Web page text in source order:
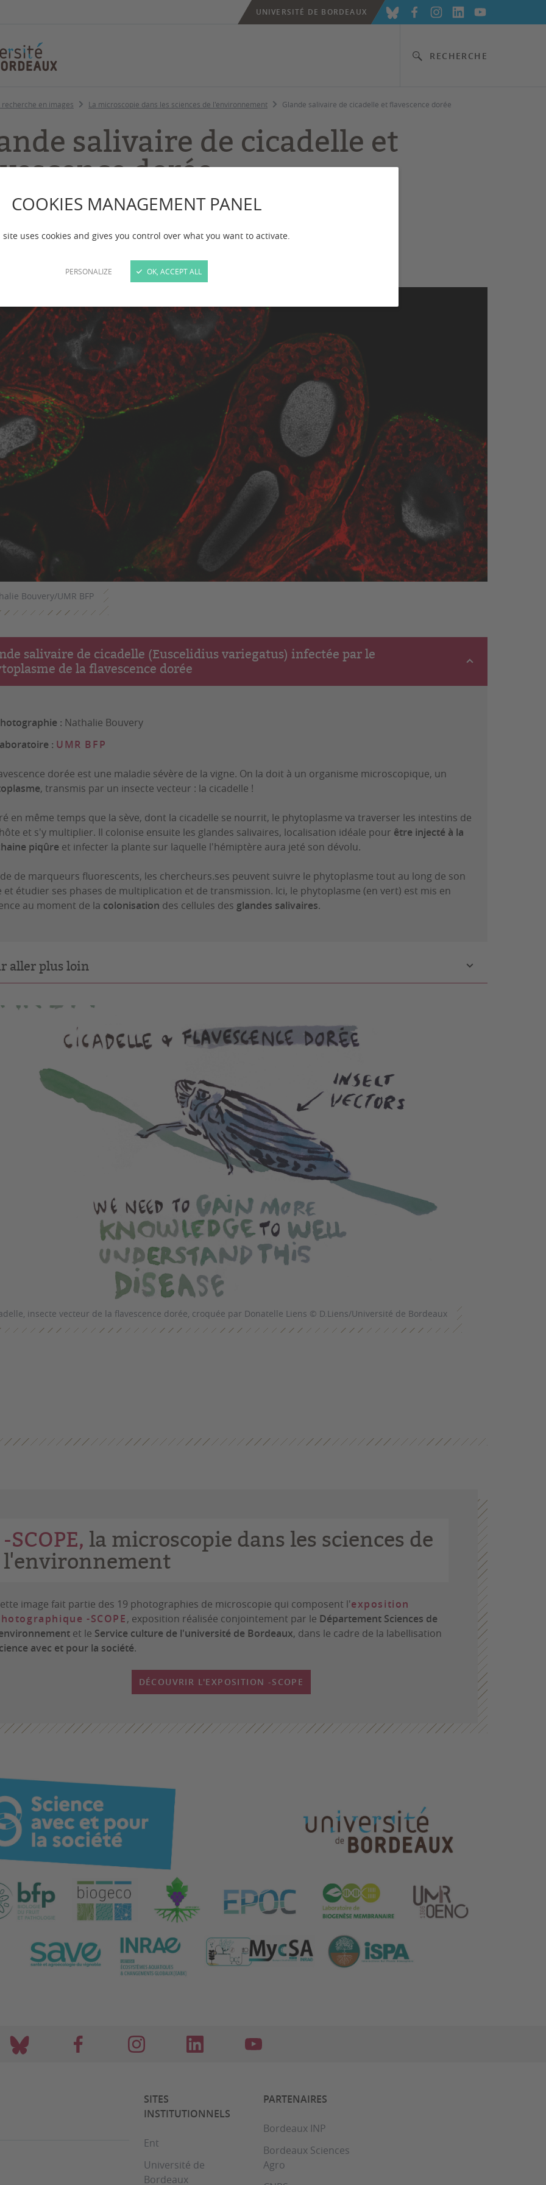
COOKIES MANAGEMENT PANEL
site uses cookies and gives you control over what you want to activate.
PERSONALIZE OK, ACCEPT ALL
RECHERCHE
UNIVERSITÉ DE BORDEAUX
recherche en images La microscopie dans les sciences de l'environnement Glande salivaire de cicadelle et flavescence dorée
salivaire de cicadelle et
dorée
à jour : le 06/05/2026
Bouvery/UMR BFP
salivaire de cicadelle (Euscelidius variegatus) infectée par le
de la flavescence dorée
: Nathalie Bouvery
: UMR BFP
dorée est une maladie sévère de la vigne. On la doit à un organisme microscopique, un
, transmis par un insecte vecteur : la cicadelle !
en même temps que la sève, dont la cicadelle se nourrit, le phytoplasme va traverser les intestins de
et s'y multiplier. Il colonise ensuite les glandes salivaires, localisation idéale pour être injecté à la
piqûre et infecter la plante sur laquelle l'hémiptère aura jeté son dévolu.
de marqueurs fluorescents, les chercheurs.ses peuvent suivre le phytoplasme tout au long de son
et étudier ses phases de multiplication et de transmission. Ici, le phytoplasme (en vert) est mis en
au moment de la colonisation des cellules des glandes salivaires.
aller plus loin
insecte vecteur de la flavescence dorée, croquée par Donatelle Liens © D.Liens/Université de Bordeaux
-SCOPE, la microscopie dans les sciences de
l'environnement
image fait partie des 19 photographies de microscopie qui composent l'exposition
-SCOPE, exposition réalisée conjointement par le Département Sciences de
et le Service culture de l'université de Bordeaux, dans le cadre de la labellisation
avec et pour la société.
DÉCOUVRIR L'EXPOSITION -SCOPE
SITES
INSTITUTIONNELS
Ent
Université de
Bordeaux
PARTENAIRES
Bordeaux INP
Bordeaux Sciences
Agro